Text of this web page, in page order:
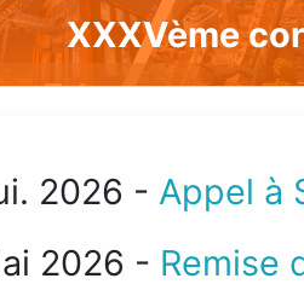
XXXVème
2026 - Appel à
2026 - Remise